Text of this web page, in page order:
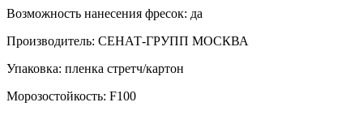
Возможность нанесения фресок: да
Производитель: СЕНАТ-ГРУПП МОСКВА
Упаковка: пленка стретч/картон
Морозостойкость: F100